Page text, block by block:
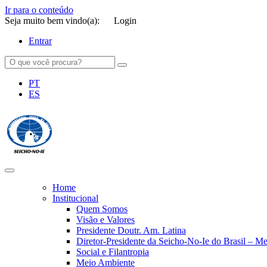
Ir para o conteúdo
Seja muito bem vindo(a):
Login
Entrar
PT
ES
Home
Institucional
Quem Somos
Visão e Valores
Presidente Doutr. Am. Latina
Diretor-Presidente da Seicho-No-Ie do Brasil –
Social e Filantropia
Meio Ambiente